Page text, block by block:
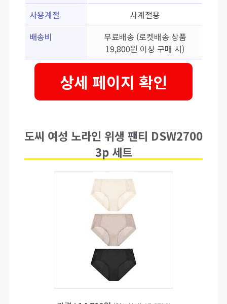
사용계절
사계절용
배송비
무료배송 (로켓배송 상품
19,800원 이상 구매 시)
상세 페이지 확인
도씨 여성 노라인 위생 팬티 DSW2700
3p 세트